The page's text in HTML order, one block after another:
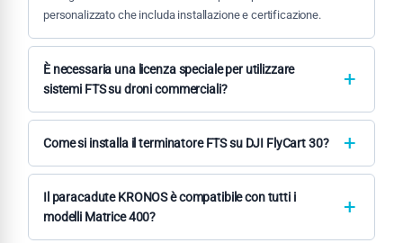
personalizzato che includa installazione e certificazione.
È necessaria una licenza speciale per utilizzare
sistemi FTS su droni commerciali?
I sistemi FTS sono spesso richiesti per operazioni specifiche
secondo la normativa europea. La necessità dipende dalla
Come si installa il terminatore FTS su DJI FlyCart 30?
L'installazione plug-and-play richiede collegamento diretto al
flight controller senza modifiche hardware. Forniamo
formazione tecnica completa per installazione e
Il paracadute KRONOS è compatibile con tutti i
modelli Matrice 400?